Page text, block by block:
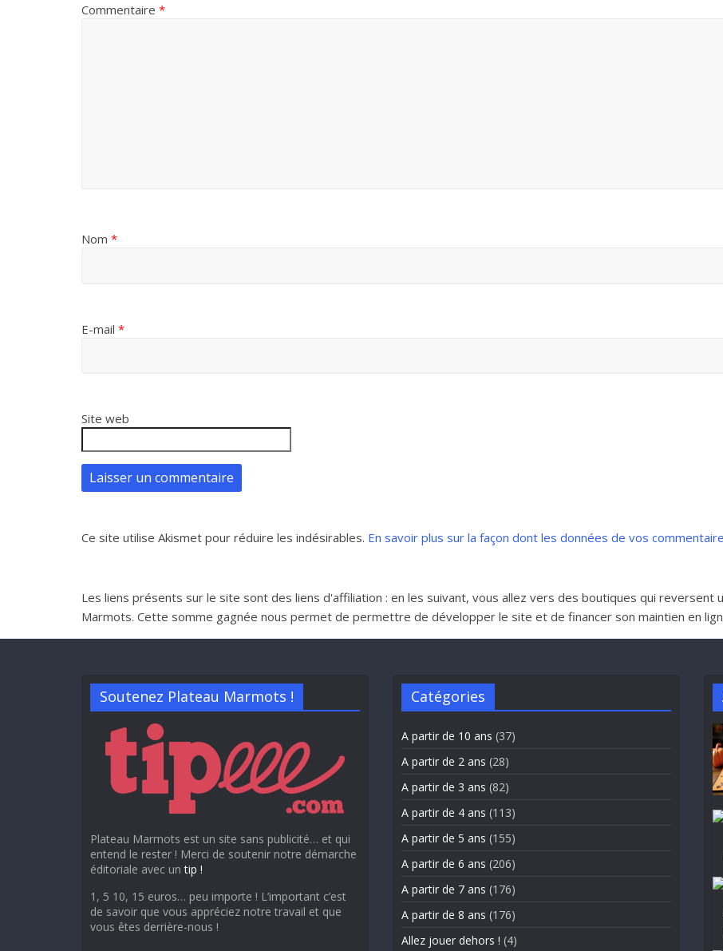
Commentaire *
Nom *
E-mail *
Site web
Ce site utilise Akismet pour réduire les indésirables. En savoir plus sur la façon dont les données de vos
Les liens présents sur le site sont des liens d'affiliation : en les suivant, vous allez vers des boutiques qui reversent
Marmots. Cette somme gagnée nous permet de permettre de développer le site et de financer son maintien en
Soutenez Plateau Marmots !
Plateau Marmots est un site sans publicité… et qui
entend le rester ! Merci de soutenir notre démarche
éditoriale avec untip !
1, 5 10, 15 euros… peu importe ! L’important c’est
de savoir que vous appréciez notre travail et que
vous êtes derrière-nous !
Catégories
A partir de 10 ans (37)
A partir de 2 ans (28)
A partir de 3 ans (82)
A partir de 4 ans (113)
A partir de 5 ans (155)
A partir de 6 ans (206)
A partir de 7 ans (176)
A partir de 8 ans (176)
Allez jouer dehors ! (4)